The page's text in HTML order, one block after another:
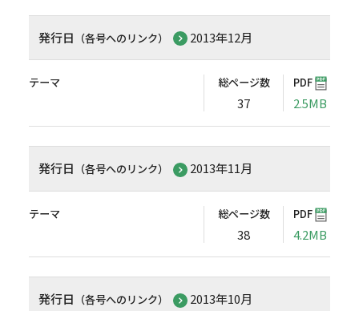
発行日 （各号へのリンク） 2013年12月
テーマ 総ページ数
37
PDF
2.5MB
発行日 （各号へのリンク） 2013年11月
テーマ 総ページ数
38
PDF
4.2MB
発行日 （各号へのリンク） 2013年10月